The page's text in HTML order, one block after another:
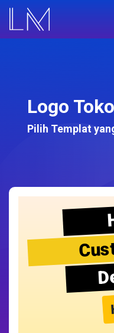
Logo
Pilih Templat